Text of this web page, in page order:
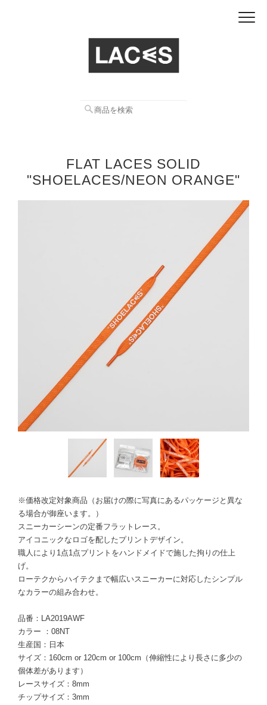
FLAT LACES SOLID
"SHOELACES/NEON ORANGE"
※価格改定対象商品（お届けの際に写真にあるパッケージと異な
る場合が御座います。）
スニーカーシーンの定番フラットレース。
アイコニックなロゴを配したプリントデザイン。
職人により1点1点プリントをハンドメイドで施した拘りの仕上
げ。
ローテクからハイテクまで幅広いスニーカーに対応したシンプル
なカラーの組み合わせ。
品番：LA2019AWF
カラー ：08NT
生産国：日本
サイズ：160cm or 120cm or 100cm（伸縮性により長さに多少の
個体差があります）
レースサイズ：8mm
チップサイズ：3mm